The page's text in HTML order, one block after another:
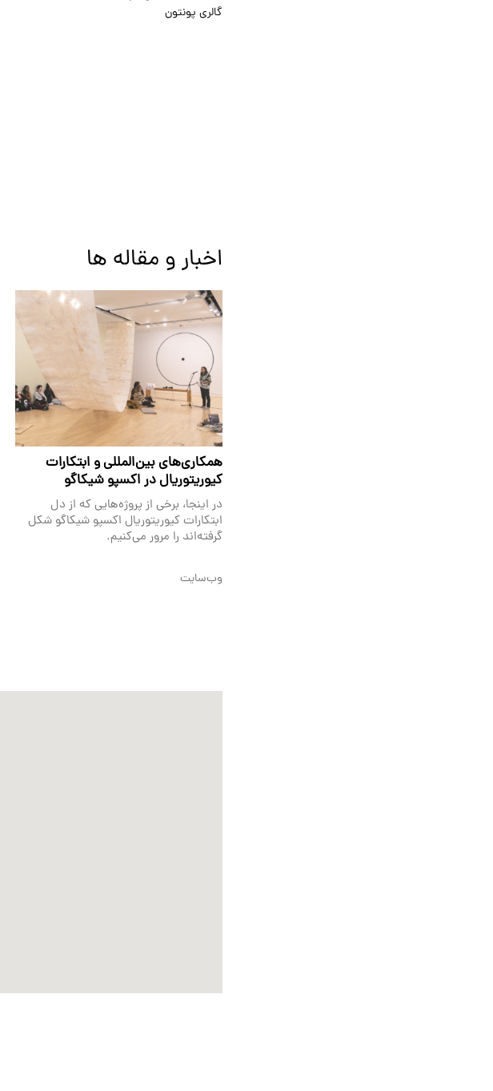
گالری پونتون
اخبار و مقاله ها
همکاری‌های بین‌المللی و ابتکارات
کیوریتوریال در اکسپو شیکاگو
در اینجا، برخی از پروژه‌هایی که از دل
ابتکارات کیوریتوریال اکسپو شیکاگو شکل
گرفته‌اند را مرور می‌کنیم.
وب‌سایت